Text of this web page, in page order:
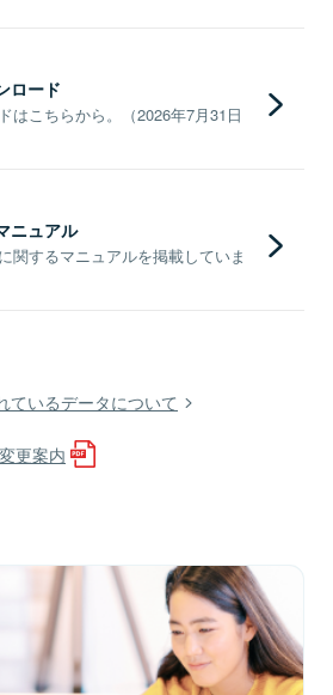
ロード
はこちらから。（2026年7月31日
ニュアル
関するマニュアルを掲載していま
ているデータについて
更案内